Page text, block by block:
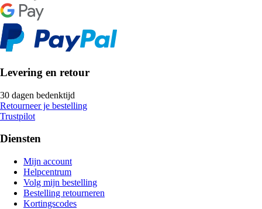
Levering en retour
30 dagen bedenktijd
Retourneer je bestelling
Trustpilot
Diensten
Mijn account
Helpcentrum
Volg mijn bestelling
Bestelling retourneren
Kortingscodes